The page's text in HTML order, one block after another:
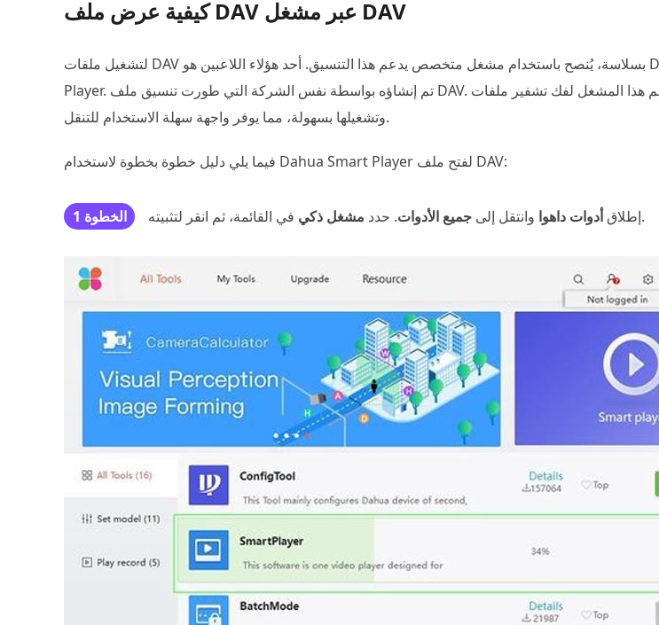
كيفية عرض ملف DAV عبر مشغل DAV
لتشغيل ملفات DAV بسلاسة، يُنصح باستخدام مشغل متخصص يدعم هذا التنسيق. أحد هؤلاء اللاعبين هو Dahua Smart
Player. تم إنشاؤه بواسطة نفس الشركة التي طورت تنسيق ملف DAV. تم تصميم هذا المشغل لفك تشفير ملفات DAV
وتشغيلها بسهولة، مما يوفر واجهة سهلة الاستخدام للتنقل.
فيما يلي دليل خطوة بخطوة لاستخدام Dahua Smart Player لفتح ملف DAV:
الخطوة 1 إطلاقأدوات داهوا وانتقل إلى جميع الأدوات. حدد مشغل ذكي في القائمة، ثم انقر لتثبيته.